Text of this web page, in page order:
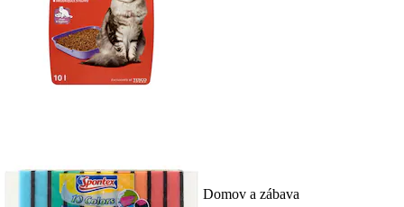
Domov a zábava